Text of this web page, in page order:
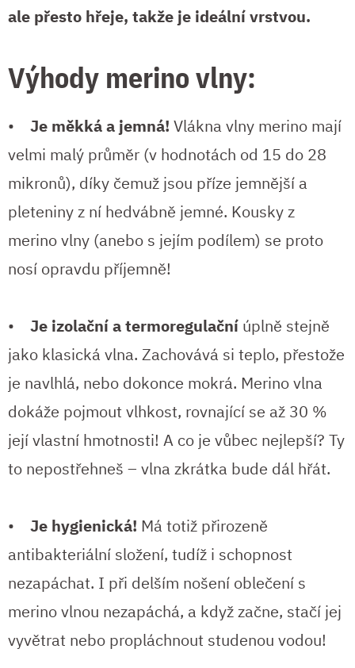
ale přesto hřeje, takže je ideální vrstvou.
Výhody merino vlny:
• Je měkká a jemná! Vlákna vlny merino mají
velmi malý průměr (v hodnotách od 15 do 28
mikronů), díky čemuž jsou příze jemnější a
pleteniny z ní hedvábně jemné. Kousky z
merino vlny (anebo s jejím podílem) se proto
nosí opravdu příjemně!
• Je izolační a termoregulační úplně stejně
jako klasická vlna. Zachovává si teplo, přestože
je navlhlá, nebo dokonce mokrá. Merino vlna
dokáže pojmout vlhkost, rovnající se až 30 %
její vlastní hmotnosti! A co je vůbec nejlepší? Ty
to nepostřehneš – vlna zkrátka bude dál hřát.
• Je hygienická! Má totiž přirozeně
antibakteriální složení, tudíž i schopnost
nezapáchat. I při delším nošení oblečení s
merino vlnou nezapáchá, a když začne, stačí jej
vyvětrat nebo propláchnout studenou vodou!